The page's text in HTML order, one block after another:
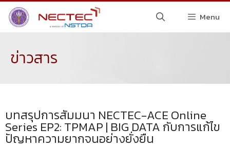
Menu
ข่าวสาร
บทสรุปการสัมมนา NECTEC-ACE Online
Series EP2: TPMAP | BIG DATA กับการแก้ไข
ปัญหาความยากจนอย่างยั่งยืน